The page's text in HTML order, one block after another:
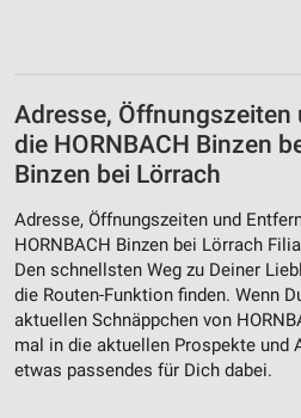
Adresse,
die HORNBACH Binzen
Binzen bei Lörrach
Adresse, Öffnungszeiten und
HORNBACH Binzen bei Lörrach
Den schnellsten Weg zu Deiner
die Routen-Funktion finden. Wenn
aktuellen Schnäppchen von
mal in die aktuellen Prospekte und
etwas passendes für Dich dabei.
Messung der Werbeleistung
Messung der Performance von
Analyse von Zielgruppen durch
Kombinationen von Daten aus
Quellen
Entwicklung und Verbesserung
Verwendung reduzierter Daten
Inhalten